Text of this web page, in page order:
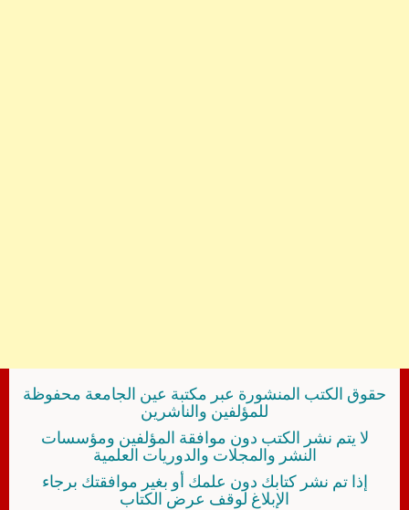
حقوق الكتب المنشورة عبر مكتبة عين الجامعة محفوظة
للمؤلفين والناشرين
لا يتم نشر الكتب دون موافقة المؤلفين ومؤسسات
النشر والمجلات والدوريات العلمية
إذا تم نشر كتابك دون علمك أو بغير موافقتك برجاء
الإبلاغ لوقف عرض الكتاب